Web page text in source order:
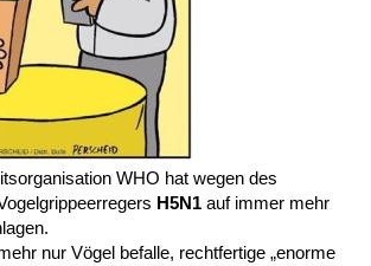
WHO hat wegen des
H5N1 auf immer mehr
nur Vögel befalle, rechtfertige „enorme